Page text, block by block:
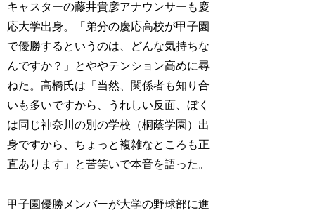
キャスターの藤井貴彦アナウンサーも慶
応大学出身。「弟分の慶応高校が甲子園
で優勝するというのは、どんな気持ちな
んですか？」とややテンション高めに尋
ねた。高橋氏は「当然、関係者も知り合
いも多いですから、うれしい反面、ぼく
は同じ神奈川の別の学校（桐蔭学園）出
身ですから、ちょっと複雑なところも正
直あります」と苦笑いで本音を語った。
甲子園優勝メンバーが大学の野球部に進